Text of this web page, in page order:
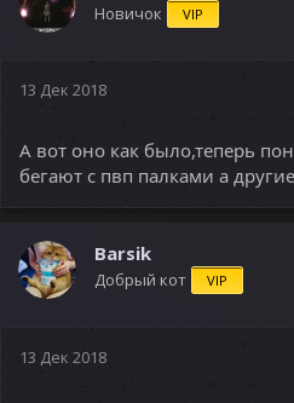
Новичок VIP
13 Дек 2018
А вот оно как было,теперь
бегают с пвп палками а
Barsik
Добрый кот VIP
13 Дек 2018